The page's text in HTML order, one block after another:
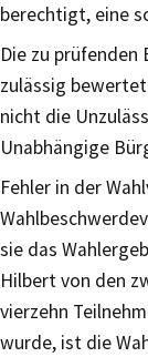
berechtigt, eine
Die zu prüfenden
zulässig
nicht die
Unabhängige
Fehler in der
sie das
Hilbert von den
vierzehn
wurde, ist die